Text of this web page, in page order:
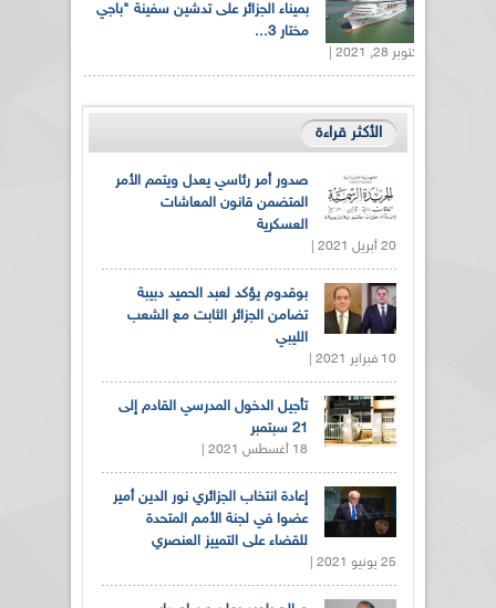
بميناء الجزائر على تدشين سفينة "باجي
مختار 3...
أكتوبر 28, 2021 |
الأكثر قراءة
صدور أمر رئاسي يعدل ويتمم الأمر
المتضمن قانون المعاشات
العسكرية
20 أبريل 2021 |
بوقدوم يؤكد لعبد الحميد دبيبة
تضامن الجزائر الثابت مع الشعب
الليبي
10 فبراير 2021 |
تأجيل الدخول المدرسي القادم إلى
21 سبتمبر
18 أغسطس 2021 |
إعادة انتخاب الجزائري نور الدين أمير
عضوا في لجنة الأمم المتحدة
للقضاء على التمييز العنصري
25 يونيو 2021 |